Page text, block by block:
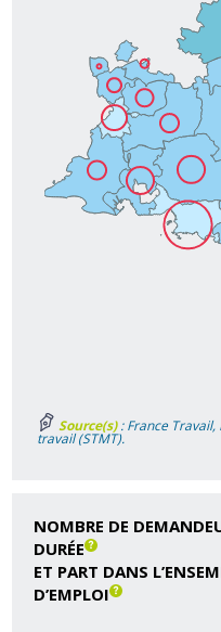
Source(s): France Travail,
travail (STMT).
NOMBRE DE
DURÉE
ET PART DANS
D’EMPLOI